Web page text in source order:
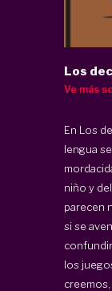
Los
Ve más
En Los
lengua
niño y
parecen
si se
los